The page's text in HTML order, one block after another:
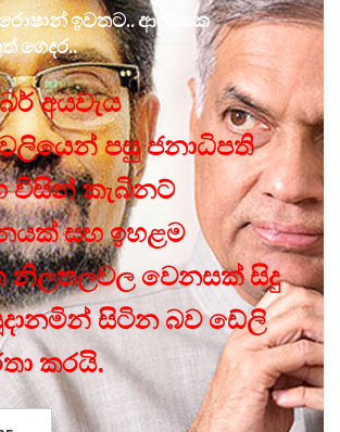
ඉවතට.. ආරක්‍ෂක
ගෙදර..
අයවැය
පසු ජනාධිපති
විසින් කැබිනට්
සහ ඉහළම
නිලතලවල වෙනසක් සිදු
සිටින බව ඩේලි
කරයි.